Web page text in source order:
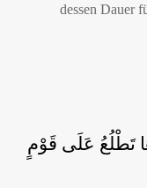
dessen Dauer
تَطْلُعُ عَلَى قَوْمٍ